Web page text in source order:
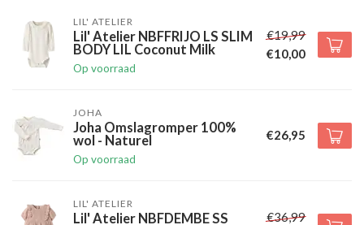
LIL' ATELIER
Lil' Atelier NBFFRIJO LS SLIM
BODY LIL Coconut Milk
Op voorraad
€19,99
€10,00
JOHA
Joha Omslagromper 100%
wol - Naturel
Op voorraad
€26,95
LIL' ATELIER
Lil' Atelier NBFDEMBE SS
€36,99